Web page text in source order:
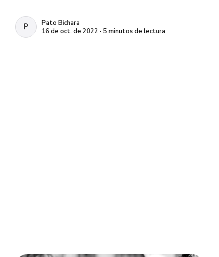
PATO BICHARA
Pato Bichara
16 de oct. de 2022 ∙ 5 minutos de lectura